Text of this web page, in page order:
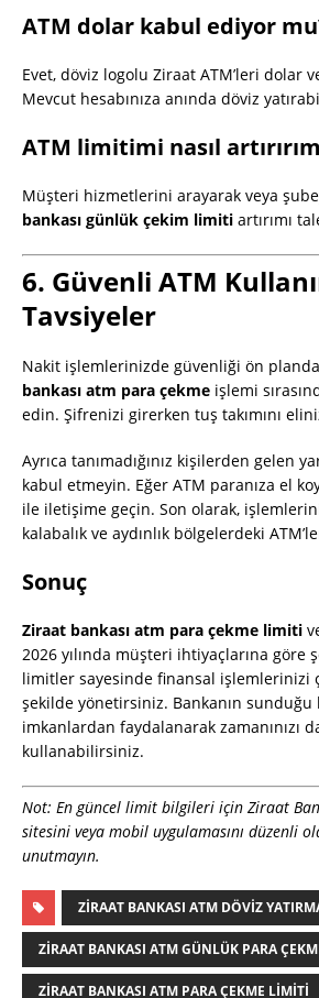
ATM dolar kabul ediyor
Evet, döviz logolu Ziraat ATM’leri dolar
Mevcut hesabınıza anında döviz
ATM limitimi nasıl
Müşteri hizmetlerini arayarak veya
bankası günlük çekim limiti artırımı
6. Güvenli ATM
Tavsiyeler
Nakit işlemlerinizde güvenliği ön planda
bankası atm para çekme işlemi
edin. Şifrenizi girerken tuş takımını
Ayrıca tanımadığınız kişilerden gelen
kabul etmeyin. Eğer ATM paranıza el
ile iletişime geçin. Son olarak,
kalabalık ve aydınlık bölgelerdeki
Sonuç
Ziraat bankası atm para çekme limiti
2026 yılında müşteri ihtiyaçlarına göre
limitler sayesinde finansal işlemlerinizi
şekilde yönetirsiniz. Bankanın sunduğu
imkanlardan faydalanarak zamanınızı
kullanabilirsiniz.
Not: En güncel limit bilgileri için Ziraat
sitesini veya mobil uygulamasını düzenli
unutmayın.
ZIRAAT BANKASI ATM DÖVIZ
ZIRAAT BANKASI ATM GÜNLÜK PARA
ZIRAAT BANKASI ATM PARA ÇEKME LIMITI